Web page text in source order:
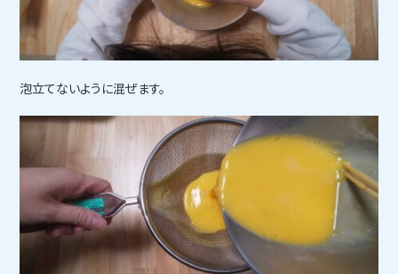
泡立てないように混ぜます。